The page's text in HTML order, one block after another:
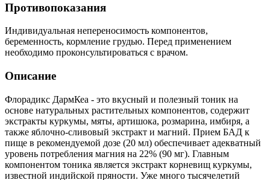
Противопоказания
Индивидуальная непереносимость компонентов,
беременность, кормление грудью. Перед применением
необходимо проконсультироваться с врачом.
Описание
Флорадикс ДармКеа - это вкусный и полезный тоник на
основе натуральных растительных компонентов, содержит
экстракты куркумы, мяты, артишока, розмарина, имбиря, а
также яблочно-сливовый экстракт и магний. Прием БАД к
пище в рекомендуемой дозе (20 мл) обеспечивает адекватный
уровень потребления магния на 22% (90 мг). Главным
компонентом тоника является экстракт корневищ куркумы,
известной индийской пряности. Уже много тысячелетий